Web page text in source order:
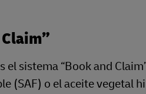
sistema “Book and
(SAF) o el aceite vegetal